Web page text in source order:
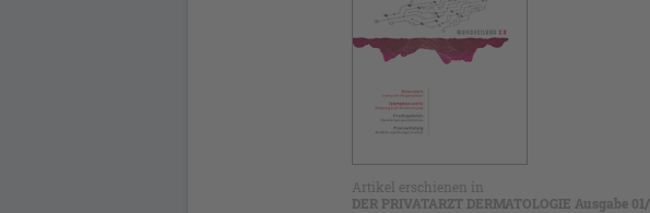
Artikel erschienen in
DER PRIVATARZT DERMATOLOGIE Ausgabe